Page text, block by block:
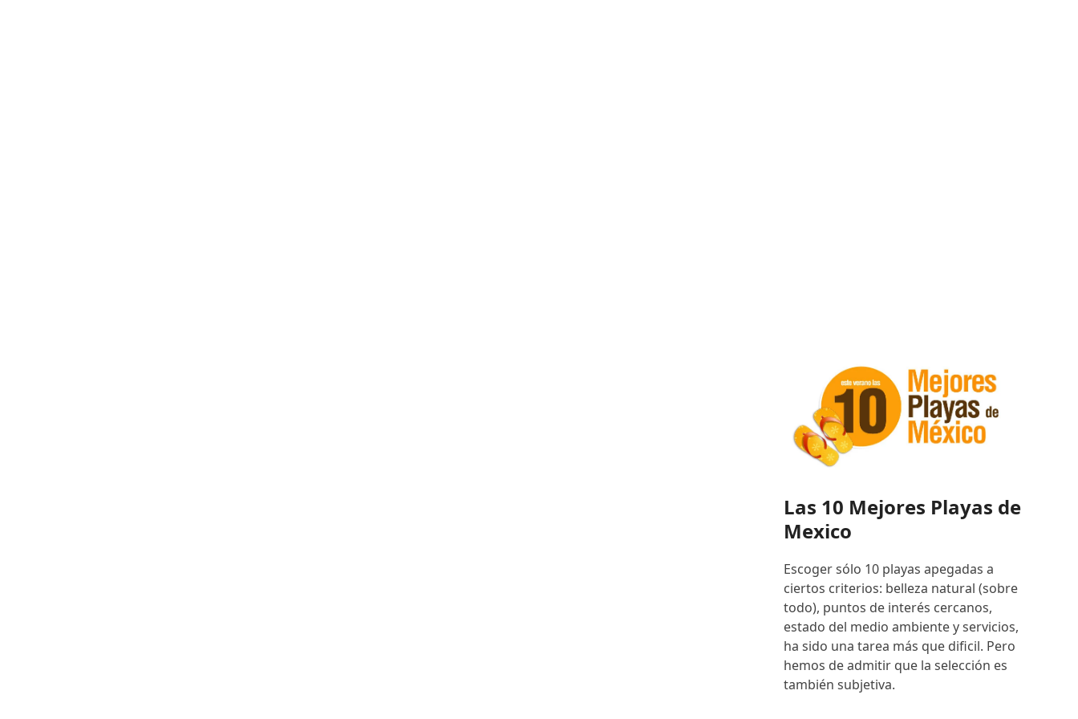
Las 10 Mejores Playas de
Mexico
Escoger sólo 10 playas apegadas a
ciertos criterios: belleza natural (sobre
todo), puntos de interés cercanos,
estado del medio ambiente y servicios,
ha sido una tarea más que dificil. Pero
hemos de admitir que la selección es
también subjetiva.